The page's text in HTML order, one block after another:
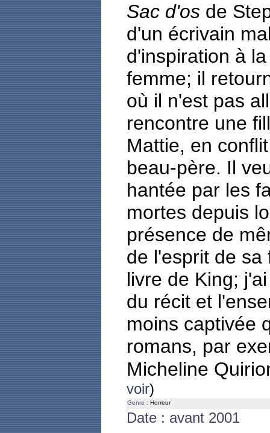
Sac d'os de
d'un écrivain
d'inspiration à
femme; il
où il n'est pas
rencontre une
Mattie, en
beau-père. Il
hantée par les
mortes depuis
présence de
de l'esprit de sa
livre de King;
du récit et
moins captivée
romans, par
Micheline
voir)
Genre : Horreur
Date : avant 2001